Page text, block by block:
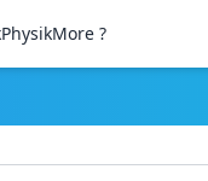
PhysikMore ?